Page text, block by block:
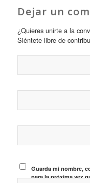
Dejar un
¿Quieres unirte a la
Siéntete libre de
Guarda mi nombre,
para la próxima vez